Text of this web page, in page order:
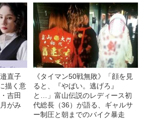
直子
描く意
吉田
がみ
《タイマン50戦無敗》「顔を見
ると、『やばい。逃げろ』
と…」富山伝説のレディース初
代総長（36）が語る、ギャルサ
ー制圧と朝までのバイク暴走